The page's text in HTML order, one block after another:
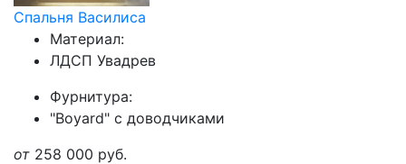
Спальня Василиса
Материал:
ЛДСП Увадрев
Фурнитура:
"Boyard" с доводчиками
от 258 000 руб.